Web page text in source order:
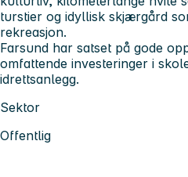
turstier og idyllisk skjærgård
rekreasjon.
Farsund har satset på gode
omfattende investeringer i
idrettsanlegg.
Sektor
Offentlig